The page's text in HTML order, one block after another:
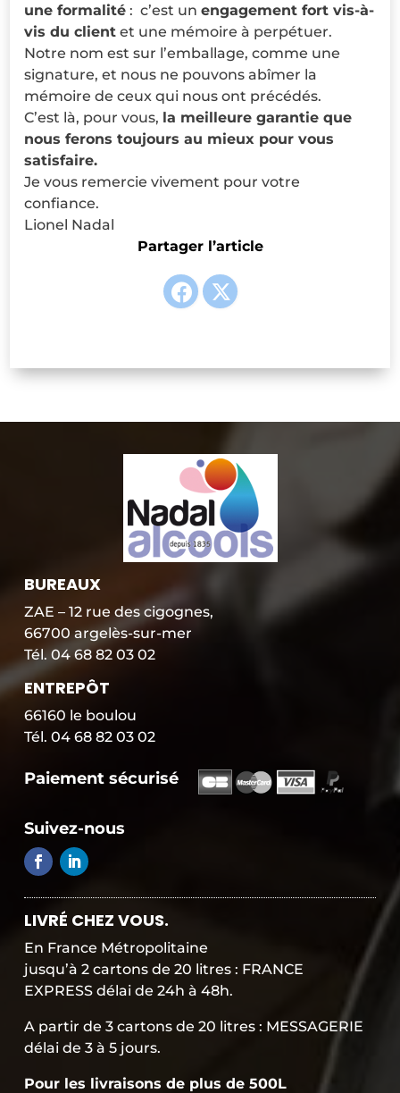
une formalité : c’est unengagement fort vis-à-
vis du client et une mémoire à perpétuer.
Notre nom est sur l’emballage, comme une
signature, et nous ne pouvons abîmer la
mémoire de ceux qui nous ont précédés.
C’est là, pour vous, la meilleure garantie que
nous ferons toujours au mieux pour vous
satisfaire.
Je vous remercie vivement pour votre
confiance.
Lionel Nadal
Partager l’article
BUREAUX
ZAE – 12 rue des cigognes,
66700 argelès-sur-mer
Tél. 04 68 82 03 02
ENTREPÔT
66160 le boulou
Tél. 04 68 82 03 02
Paiement sécurisé
t
u
é
Suivez-nous
LIVRÉ CHEZ VOUS.
En France Métropolitaine
jusqu’à 2 cartons de 20 litres : FRANCE
EXPRESS délai de 24h à 48h.
A partir de 3 cartons de 20 litres : MESSAGERIE
délai de 3 à 5 jours.
Pour les livraisons de plus de 500L